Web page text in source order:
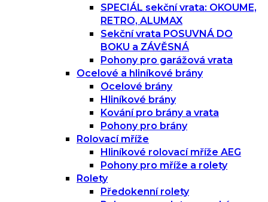
SPECIÁL sekční vrata: OKOUME,
RETRO, ALUMAX
Sekční vrata POSUVNÁ DO
BOKU a ZÁVĚSNÁ
Pohony pro garážová vrata
Ocelové a hliníkové brány
Ocelové brány
Hliníkové brány
Kování pro brány a vrata
Pohony pro brány
Rolovací mříže
Hliníkové rolovací mříže AEG
Pohony pro mříže a rolety
Rolety
Předokenní rolety